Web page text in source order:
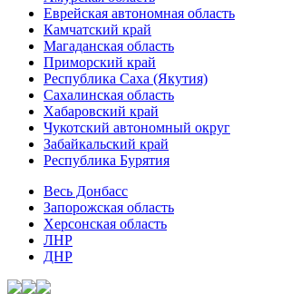
Еврейская автономная область
Камчатский край
Магаданская область
Приморский край
Республика Саха (Якутия)
Сахалинская область
Хабаровский край
Чукотский автономный округ
Забайкальский край
Республика Бурятия
Весь Донбасс
Запорожская область
Херсонская область
ЛНР
ДНР